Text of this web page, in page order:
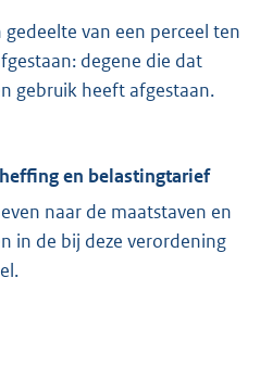
gedeelte van een perceel ten
degene die dat
gebruik heeft afgestaan.
en belastingtarief
naar de maatstaven en
in de bij deze verordening